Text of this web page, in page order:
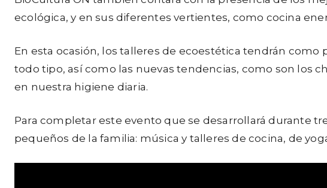
ecológica, y en sus diferentes vertientes, como cocina
En esta ocasión, los talleres de ecoestética tendrán
todo tipo, así como las nuevas tendencias, como son los
en nuestra higiene diaria.
Para completar este evento que se desarrollará durante
pequeños de la familia: música y talleres de cocina, de